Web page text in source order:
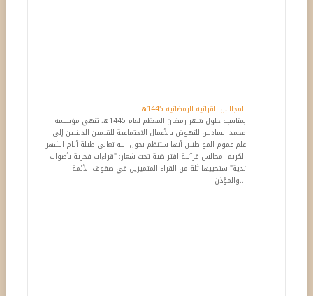
المجالس القرآنية الرمضانية 1445هـ
بمناسبة حلول شهر رمضان المعظم لعام 1445ه، تنهي مؤسسة
محمد السادس للنهوض بالأعمال الاجتماعية للقيمين الدينيين إلى
علم عموم المواطنين أنها ستنظم بحول الله تعالى طيلة أيام الشهر
الكريم: مجالس قرآنية افتراضية تحت شعار: "قراءات فجرية بأصوات
ندية" ستحييها ثلة من القراء المتميزين في صفوف الأئمة
والمؤذن...